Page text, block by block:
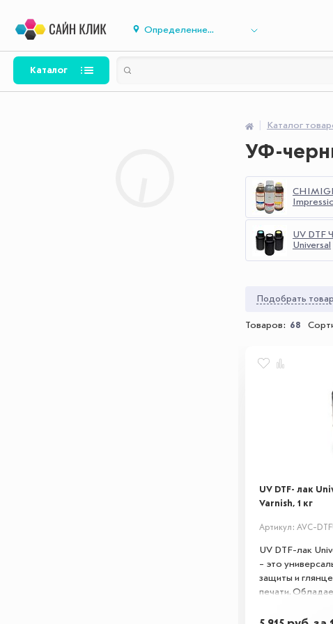
Определение...
Каталог
Каталог
УФ-
UV DTF
Universal
Подобрать
Товаров: 68
UV DTF- лак
Varnish, 1 кг
Артикул: AVC-
UV DTF-лак
– это
защиты и
печати.
лучам и влаге,